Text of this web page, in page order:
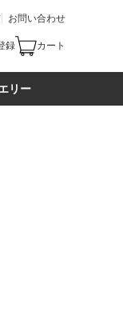
お問い合わせ
録 カート
リー